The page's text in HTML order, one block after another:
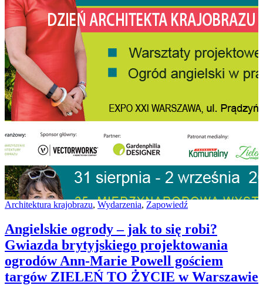
Architektura krajobrazu, Wydarzenia, Zapowiedź
Angielskie ogrody – jak to się robi?
Gwiazda brytyjskiego projektowania
ogrodów Ann-Marie Powell gościem
targów ZIELEŃ TO ŻYCIE w Warszawie